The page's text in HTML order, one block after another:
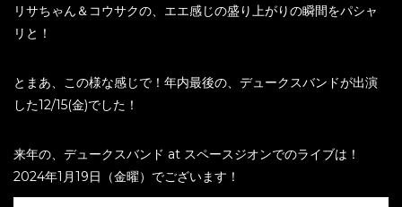
リサちゃん＆コウサクの、エエ感じの盛り上がりの瞬間をパシャ
リと！
とまあ、この様な感じで！年内最後の、デュークスバンドが出演
した12/15(金)でした！
来年の、デュークスバンド at スペースジオンでのライブは！
2024年1月19日（金曜）でございます！